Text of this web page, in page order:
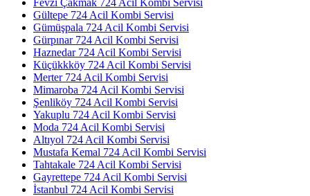
Fevzi Çakmak 724 Acil Kombi Servisi
Gültepe 724 Acil Kombi Servisi
Gümüşpala 724 Acil Kombi Servisi
Gürpınar 724 Acil Kombi Servisi
Haznedar 724 Acil Kombi Servisi
Küçükkköy 724 Acil Kombi Servisi
Merter 724 Acil Kombi Servisi
Mimaroba 724 Acil Kombi Servisi
Şenliköy 724 Acil Kombi Servisi
Yakuplu 724 Acil Kombi Servisi
Moda 724 Acil Kombi Servisi
Altıyol 724 Acil Kombi Servisi
Mustafa Kemal 724 Acil Kombi Servisi
Tahtakale 724 Acil Kombi Servisi
Gayrettepe 724 Acil Kombi Servisi
İstanbul 724 Acil Kombi Servisi